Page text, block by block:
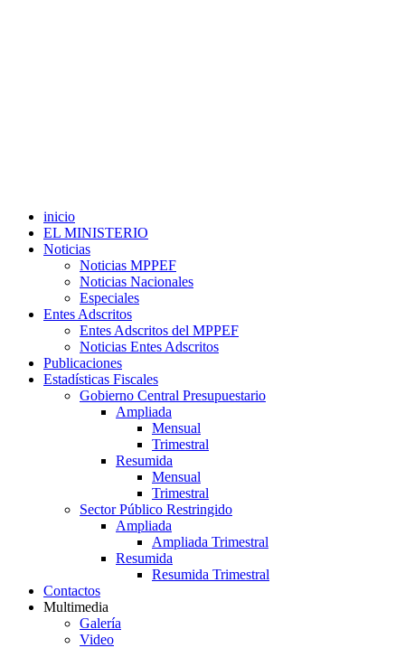
inicio
EL MINISTERIO
Noticias
Noticias MPPEF
Noticias Nacionales
Especiales
Entes Adscritos
Entes Adscritos del MPPEF
Noticias Entes Adscritos
Publicaciones
Estadísticas Fiscales
Gobierno Central Presupuestario
Ampliada
Mensual
Trimestral
Resumida
Mensual
Trimestral
Sector Público Restringido
Ampliada
Ampliada Trimestral
Resumida
Resumida Trimestral
Contactos
Multimedia
Galería
Video